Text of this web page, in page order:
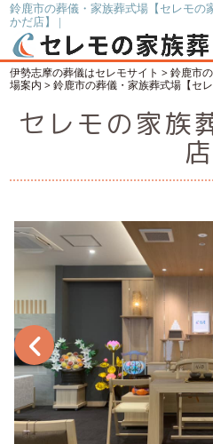
鈴鹿市の葬儀・家族葬式場【セレモの
かだ店】 |
伊勢志摩の葬儀はセレモサイト >鈴鹿市
場案内 >鈴鹿市の葬儀・家族葬式場【セ
セレモの家族
店